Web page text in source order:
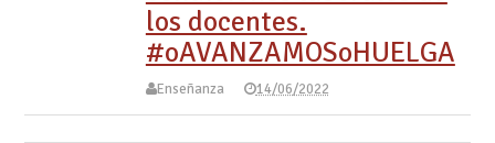
los docentes.
#oAVANZAMOSoHUELGA
Enseñanza 14/06/2022